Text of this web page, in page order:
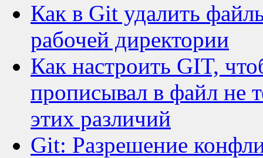
Как в Git удалить
рабочей директории
Как настроить GIT,
прописывал в файл не
этих различий
Git: Разрешение